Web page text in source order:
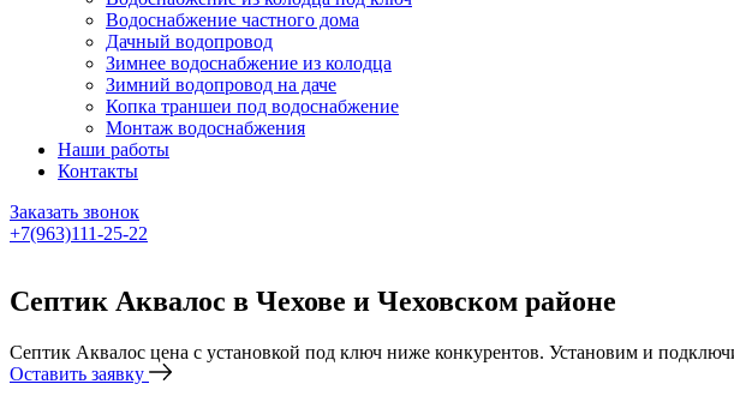
Водоснабжение частного дома
Дачный водопровод
Зимнее водоснабжение из колодца
Зимний водопровод на даче
Копка траншеи под водоснабжение
Монтаж водоснабжения
Наши работы
Контакты
Заказать звонок
+7(963)111-25-22
Септик Аквалос в Чехове и Чеховском районе
Септик Аквалос цена с установкой под ключ ниже конкурентов. Установим и
Оставить заявку